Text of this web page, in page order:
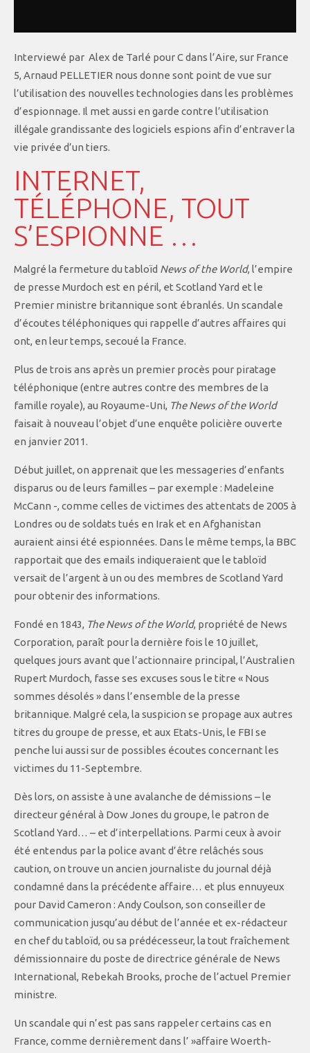
Interviewé par Alex de Tarlé pour C dans l’Aire, sur France
5, Arnaud PELLETIER nous donne sont point de vue sur
l’utilisation des nouvelles technologies dans les problèmes
d’espionnage. Il met aussi en garde contre l’utilisation
illégale grandissante des logiciels espions afin d’entraver la
vie privée d’un tiers.
INTERNET,
TÉLÉPHONE, TOUT
S’ESPIONNE …
Malgré la fermeture du tabloïd News of the World, l’empire
de presse Murdoch est en péril, et Scotland Yard et le
Premier ministre britannique sont ébranlés. Un scandale
d’écoutes téléphoniques qui rappelle d’autres affaires qui
ont, en leur temps, secoué la France.
Plus de trois ans après un premier procès pour piratage
téléphonique (entre autres contre des membres de la
famille royale), au Royaume-Uni, The News of the World
faisait à nouveau l’objet d’une enquête policière ouverte
en janvier 2011.
Début juillet, on apprenait que les messageries d’enfants
disparus ou de leurs familles – par exemple : Madeleine
McCann -, comme celles de victimes des attentats de 2005 à
Londres ou de soldats tués en Irak et en Afghanistan
auraient ainsi été espionnées. Dans le même temps, la BBC
rapportait que des emails indiqueraient que le tabloïd
versait de l’argent à un ou des membres de Scotland Yard
pour obtenir des informations.
Fondé en 1843, The News of the World, propriété de News
Corporation, paraît pour la dernière fois le 10 juillet,
quelques jours avant que l’actionnaire principal, l’Australien
Rupert Murdoch, fasse ses excuses sous le titre « Nous
sommes désolés » dans l’ensemble de la presse
britannique. Malgré cela, la suspicion se propage aux autres
titres du groupe de presse, et aux Etats-Unis, le FBI se
penche lui aussi sur de possibles écoutes concernant les
victimes du 11-Septembre.
Dès lors, on assiste à une avalanche de démissions – le
directeur général à Dow Jones du groupe, le patron de
Scotland Yard… – et d’interpellations. Parmi ceux à avoir
été entendus par la police avant d’être relâchés sous
caution, on trouve un ancien journaliste du journal déjà
condamné dans la précédente affaire… et plus ennuyeux
pour David Cameron : Andy Coulson, son conseiller de
communication jusqu’au début de l’année et ex-rédacteur
en chef du tabloïd, ou sa prédécesseur, la tout fraîchement
démissionnaire du poste de directrice générale de News
International, Rebekah Brooks, proche de l’actuel Premier
ministre.
Un scandale qui n’est pas sans rappeler certains cas en
France, comme dernièrement dans l’ »affaire Woerth-